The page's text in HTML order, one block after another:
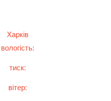
Харків
вологість:
тиск:
вітер: